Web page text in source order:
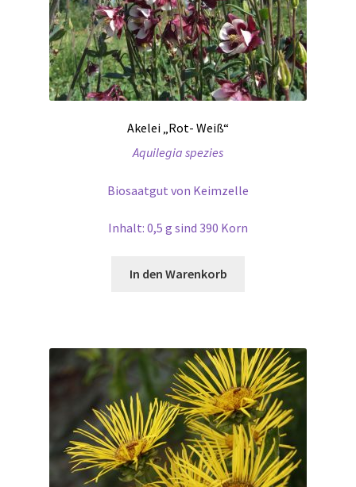
Akelei „Rot- Weiß“
Aquilegia spezies
Biosaatgut von Keimzelle
Inhalt: 0,5 g sind 390 Korn
In den Warenkorb